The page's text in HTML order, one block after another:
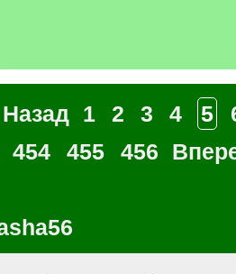
1 2 3 4 5
454 455 456